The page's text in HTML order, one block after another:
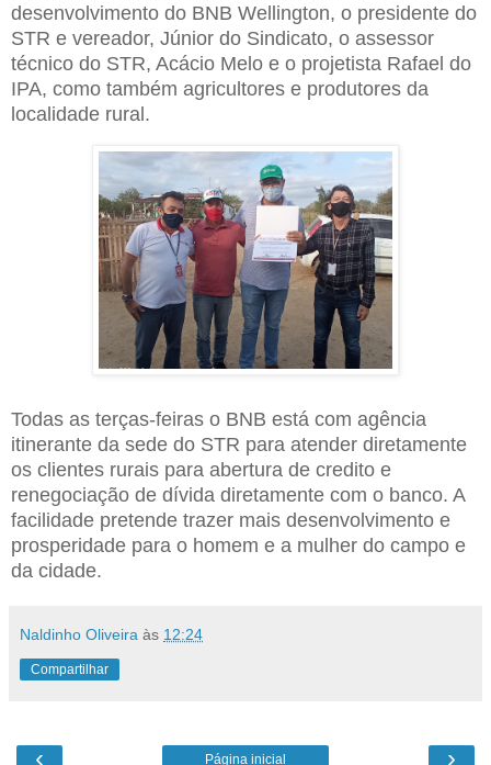
desenvolvimento do BNB Wellington, o presidente do
STR e vereador, Júnior do Sindicato, o assessor
técnico do STR, Acácio Melo e o projetista Rafael do
IPA, como também agricultores e produtores da
localidade rural.
Todas as terças-feiras o BNB está com agência
itinerante da sede do STR para atender diretamente
os clientes rurais para abertura de credito e
renegociação de dívida diretamente com o banco. A
facilidade pretende trazer mais desenvolvimento e
prosperidade para o homem e a mulher do campo e
da cidade.
Naldinho Oliveira às 12:24
Compartilhar
‹ ›
Página inicial